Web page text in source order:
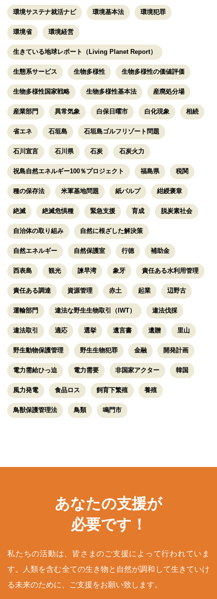
環境サステナ就活ナビ 環境基本法 環境犯罪
環境省 環境経営
生きている地球レポート（Living Planet Report）
生態系サービス 生物多様性 生物多様性の価値評価
生物多様性国家戦略 生物多様性基本法 産廃処分場
産業部門 異常気象 白保日曜市 白化現象 相続
省エネ 石垣島 石垣島ゴルフリゾート問題
石川宣言 石川県 石炭 石炭火力
祝島自然エネルギー100％プロジェクト 福島県 税関
種の保存法 米軍基地問題 紙パルプ 紺綬褒章
絶滅 絶滅危惧種 緊急支援 育成 脱炭素社会
自治体の取り組み 自然に根ざした解決策
自然エネルギー 自然保護室 行徳 補助金
西表島 観光 諫早湾 象牙 責任ある水利用管理
責任ある調達 資源管理 赤土 起業 辺野古
運輸部門 違法な野生生物取引（IWT） 違法伐採
違法取引 適応 選挙 遺言書 遺贈 里山
野生動物保護管理 野生生物犯罪 金融 開発計画
電力需給ひっ迫 電力需要 非国家アクター 韓国
風力発電 食品ロス 飼育下繁殖 養殖
鳥獣保護管理法 鳥類 鳴門市
あなたの支援が
必要です！
私たちの活動は、皆さまのご支援によって行われていま
す。人類を含む全ての生き物と自然が調和して生きていけ
る未来のために、ご支援をお願い致します。